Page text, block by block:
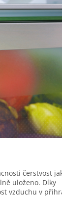
čerstvost
uloženo. Díky
vzduchu v